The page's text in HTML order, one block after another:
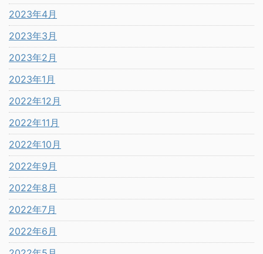
2023年4月
2023年3月
2023年2月
2023年1月
2022年12月
2022年11月
2022年10月
2022年9月
2022年8月
2022年7月
2022年6月